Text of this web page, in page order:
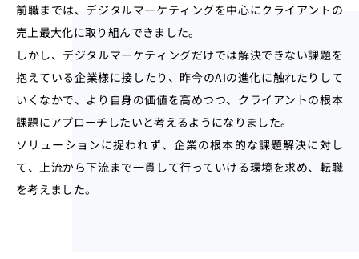
前職までは、デジタルマーケティングを中心にクライアントの
売上最大化に取り組んできました。
しかし、デジタルマーケティングだけでは解決できない課題を
抱えている企業様に接したり、昨今のAIの進化に触れたりして
いくなかで、より自身の価値を高めつつ、クライアントの根本
課題にアプローチしたいと考えるようになりました。
ソリューションに捉われず、企業の根本的な課題解決に対し
て、上流から下流まで一貫して行っていける環境を求め、転職
を考えました。